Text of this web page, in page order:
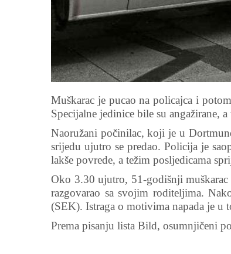
Muškarac je pucao na policajca i
Specijalne jedinice bile su angažirane,
Naoružani počinilac, koji je u
srijedu ujutro se predao. Policija je
lakše povrede, a težim posljedicama
Oko 3.30 ujutro, 51-godišnji muškarac
razgovarao sa svojim roditeljima.
(SEK). Istraga o motivima napada je u
Prema pisanju lista Bild, osumnjičeni